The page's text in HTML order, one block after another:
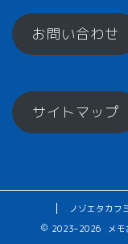
お問い合わせ
サイトマップ
ノゾエタカフ
2023–2026 メモ